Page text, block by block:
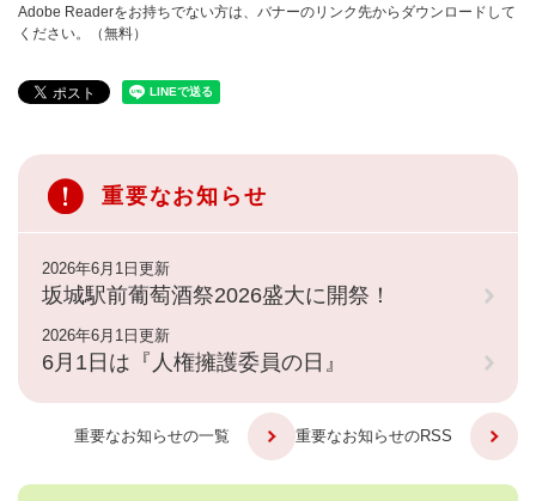
Adobe Readerをお持ちでない方は、バナーのリンク先からダウンロードして
ください。（無料）
重要なお知らせ
2026年6月1日更新
坂城駅前葡萄酒祭2026盛大に開祭！
2026年6月1日更新
6月1日は『人権擁護委員の日』
重要なお知らせの一覧 重要なお知らせのRSS